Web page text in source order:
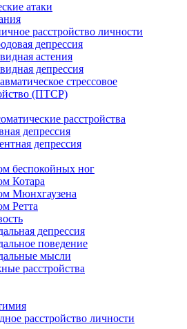
атаки
расстройство личности
депрессия
астения
депрессия
стрессовое
(ПТСР)
расстройства
депрессия
депрессия
беспокойных ног
Котара
Мюнхгаузена
Ретта
депрессия
поведение
мысли
расстройства
расстройство личности